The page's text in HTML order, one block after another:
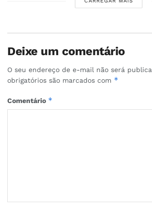
Deixe um comentário
O seu endereço de e-mail não será
obrigatórios são marcados com *
Comentário *